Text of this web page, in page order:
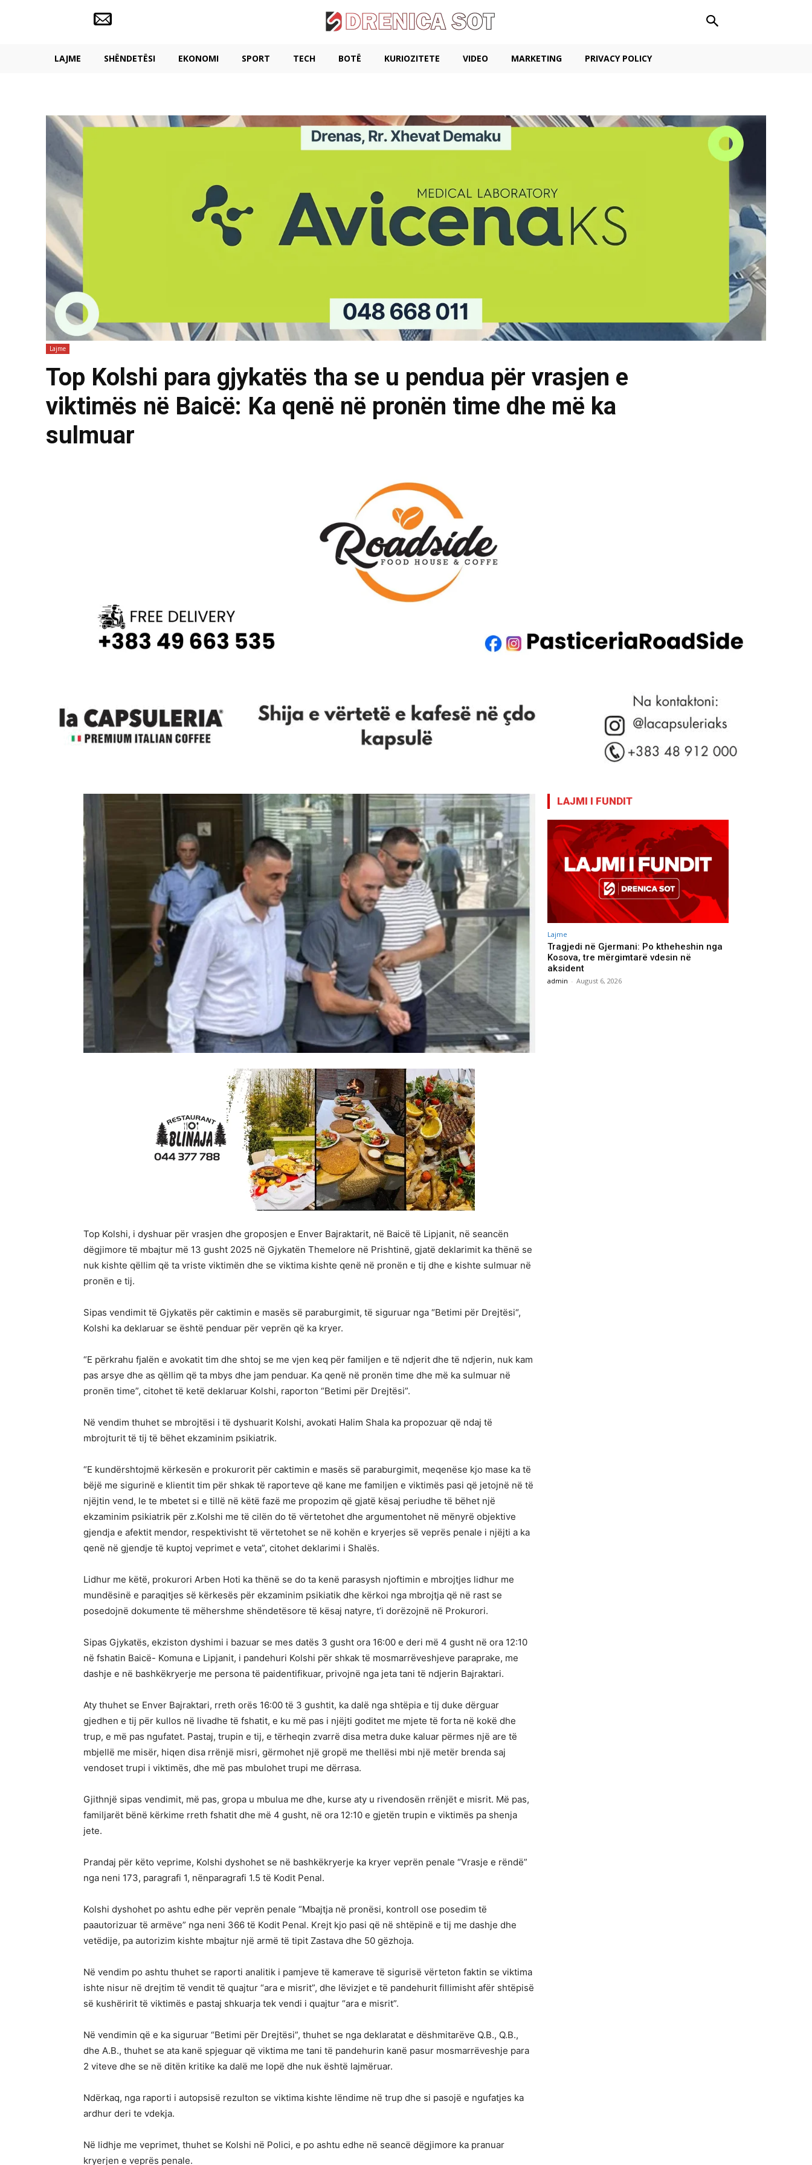
LAJME SHËNDETËSI EKONOMI SPORT TECH BOTË KURIOZITETE VIDEO MARKETING PRIVACY POLICY
Lajme
Top Kolshi para gjykatës tha se u pendua për vrasjen e
viktimës në Baicë: Ka qenë në pronën time dhe më ka
sulmuar
Top Kolshi, i dyshuar për vrasjen dhe groposjen e Enver Bajraktarit, në Baicë të Lipjanit, në seancën
dëgjimore të mbajtur më 13 gusht 2025 në Gjykatën Themelore në Prishtinë, gjatë deklarimit ka thënë se
nuk kishte qëllim që ta vriste viktimën dhe se viktima kishte qenë në pronën e tij dhe e kishte sulmuar në
pronën e tij.
Sipas vendimit të Gjykatës për caktimin e masës së paraburgimit, të siguruar nga “Betimi për Drejtësi“,
Kolshi ka deklaruar se është penduar për veprën që ka kryer.
“E përkrahu fjalën e avokatit tim dhe shtoj se me vjen keq për familjen e të ndjerit dhe të ndjerin, nuk kam
pas arsye dhe as qëllim që ta mbys dhe jam penduar. Ka qenë në pronën time dhe më ka sulmuar në
pronën time”, citohet të ketë deklaruar Kolshi, raporton “Betimi për Drejtësi”.
Në vendim thuhet se mbrojtësi i të dyshuarit Kolshi, avokati Halim Shala ka propozuar që ndaj të
mbrojturit të tij të bëhet ekzaminim psikiatrik.
“E kundërshtojmë kërkesën e prokurorit për caktimin e masës së paraburgimit, meqenëse kjo mase ka të
bëjë me sigurinë e klientit tim për shkak të raporteve që kane me familjen e viktimës pasi që jetojnë në të
njëjtin vend, le te mbetet si e tillë në këtë fazë me propozim që gjatë kësaj periudhe të bëhet një
ekzaminim psikiatrik për z.Kolshi me të cilën do të vërtetohet dhe argumentohet në mënyrë objektive
gjendja e afektit mendor, respektivisht të vërtetohet se në kohën e kryerjes së veprës penale i njëjti a ka
qenë në gjendje të kuptoj veprimet e veta”, citohet deklarimi i Shalës.
Lidhur me këtë, prokurori Arben Hoti ka thënë se do ta kenë parasysh njoftimin e mbrojtjes lidhur me
mundësinë e paraqitjes së kërkesës për ekzaminim psikiatik dhe kërkoi nga mbrojtja që në rast se
posedojnë dokumente të mëhershme shëndetësore të kësaj natyre, t’i dorëzojnë në Prokurori.
Sipas Gjykatës, ekziston dyshimi i bazuar se mes datës 3 gusht ora 16:00 e deri më 4 gusht në ora 12:10
në fshatin Baicë- Komuna e Lipjanit, i pandehuri Kolshi për shkak të mosmarrëveshjeve paraprake, me
dashje e në bashkëkryerje me persona të paidentifikuar, privojnë nga jeta tani të ndjerin Bajraktari.
Aty thuhet se Enver Bajraktari, rreth orës 16:00 të 3 gushtit, ka dalë nga shtëpia e tij duke dërguar
gjedhen e tij për kullos në livadhe të fshatit, e ku më pas i njëjti goditet me mjete të forta në kokë dhe
trup, e më pas ngufatet. Pastaj, trupin e tij, e tërheqin zvarrë disa metra duke kaluar përmes një are të
mbjellë me misër, hiqen disa rrënjë misri, gërmohet një gropë me thellësi mbi një metër brenda saj
vendoset trupi i viktimës, dhe më pas mbulohet trupi me dërrasa.
Gjithnjë sipas vendimit, më pas, gropa u mbulua me dhe, kurse aty u rivendosën rrënjët e misrit. Më pas,
familjarët bënë kërkime rreth fshatit dhe më 4 gusht, në ora 12:10 e gjetën trupin e viktimës pa shenja
jete.
Prandaj për këto veprime, Kolshi dyshohet se në bashkëkryerje ka kryer veprën penale “Vrasje e rëndë”
nga neni 173, paragrafi 1, nënparagrafi 1.5 të Kodit Penal.
Kolshi dyshohet po ashtu edhe për veprën penale “Mbajtja në pronësi, kontroll ose posedim të
paautorizuar të armëve” nga neni 366 të Kodit Penal. Krejt kjo pasi që në shtëpinë e tij me dashje dhe
vetëdije, pa autorizim kishte mbajtur një armë të tipit Zastava dhe 50 gëzhoja.
Në vendim po ashtu thuhet se raporti analitik i pamjeve të kamerave të sigurisë vërteton faktin se viktima
ishte nisur në drejtim të vendit të quajtur “ara e misrit”, dhe lëvizjet e të pandehurit fillimisht afër shtëpisë
së kushëririt të viktimës e pastaj shkuarja tek vendi i quajtur “ara e misrit”.
Në vendimin që e ka siguruar “Betimi për Drejtësi”, thuhet se nga deklaratat e dëshmitarëve Q.B., Q.B.,
dhe A.B., thuhet se ata kanë spjeguar që viktima me tani të pandehurin kanë pasur mosmarrëveshje para
2 viteve dhe se në ditën kritike ka dalë me lopë dhe nuk është lajmëruar.
Ndërkaq, nga raporti i autopsisë rezulton se viktima kishte lëndime në trup dhe si pasojë e ngufatjes ka
ardhur deri te vdekja.
Në lidhje me veprimet, thuhet se Kolshi në Polici, e po ashtu edhe në seancë dëgjimore ka pranuar
kryerjen e veprës penale.
LAJMI I FUNDIT
Lajme
Tragjedi në Gjermani: Po ktheheshin nga
Kosova, tre mërgimtarë vdesin në
aksident
admin - August 6, 2026